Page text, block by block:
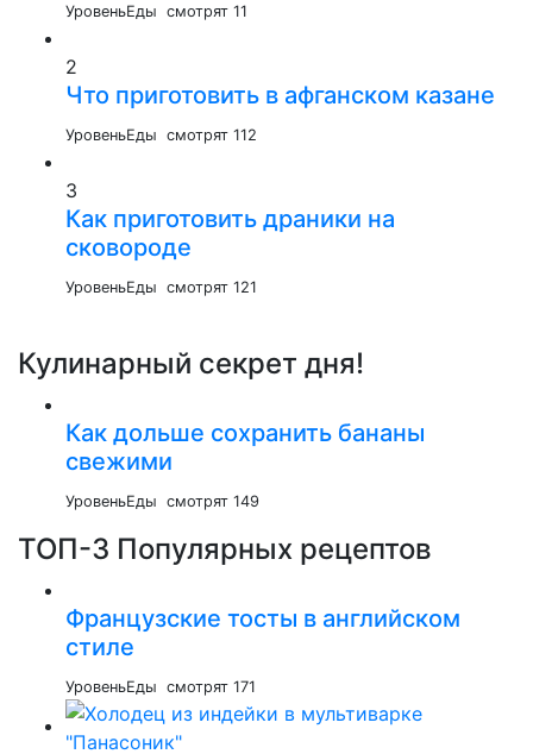
УровеньЕды смотрят 11
2
Что приготовить в афганском казане
УровеньЕды смотрят 112
3
Как приготовить драники на
сковороде
УровеньЕды смотрят 121
Кулинарный секрет дня!
Как дольше сохранить бананы
свежими
УровеньЕды смотрят 149
ТОП-3 Популярных рецептов
Французские тосты в английском
стиле
УровеньЕды смотрят 171